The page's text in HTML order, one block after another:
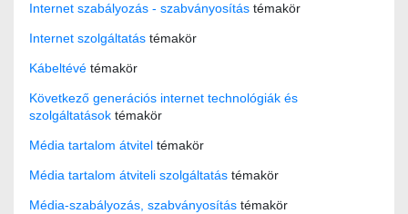
Internet szabályozás - szabványosítás témakör
Internet szolgáltatás témakör
Kábeltévé témakör
Következő generációs internet technológiák és
szolgáltatások témakör
Média tartalom átvitel témakör
Média tartalom átviteli szolgáltatás témakör
Média-szabályozás, szabványosítás témakör